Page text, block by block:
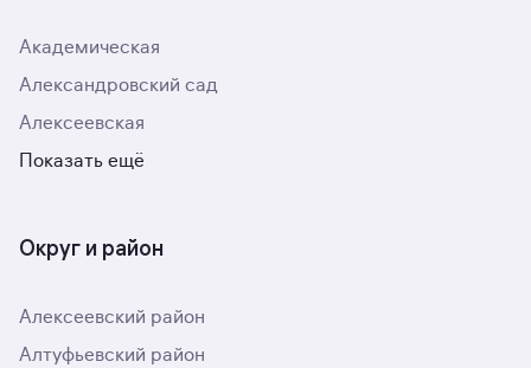
Академическая
Александровский сад
Алексеевская
Показать ещё
Округ и район
Алексеевский район
Алтуфьевский район